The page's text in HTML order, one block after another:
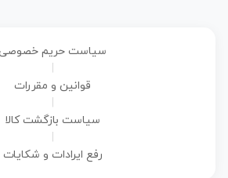
سیاست حریم خصوصی
قوانین و مقررات
سیاست بازگشت کالا
رفع ایرادات و شکایات